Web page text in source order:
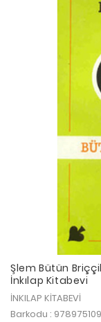
Şlem Bütün
İnkılap Kitabevi
İNKILAP KİTABEVİ
Barkodu :